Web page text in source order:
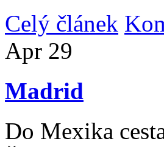
Celý článek
Apr 29
Madrid
Do Mexika